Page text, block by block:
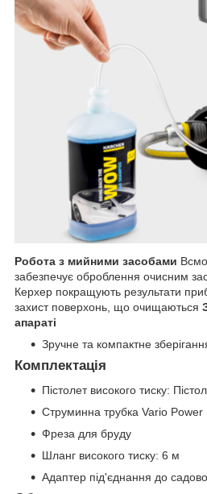
Робота з мийними засобами
забезпечує оброблення очисним
Керхер покращують результати
захист поверхонь, що очищаються
апараті
Зручне та компактне
Комплектація
Пістолет високого тиску:
Струминна трубка Vario Power
Фреза для бруду
Шланг високого тиску: 6 м
Адаптер під'єднання до